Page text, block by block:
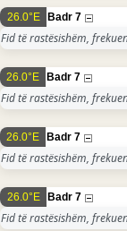
26.0°E Badr 7
Fid të rastësishëm,
26.0°E Badr 7
Fid të rastësishëm,
26.0°E Badr 7
Fid të rastësishëm,
26.0°E Badr 7
Fid të rastësishëm,